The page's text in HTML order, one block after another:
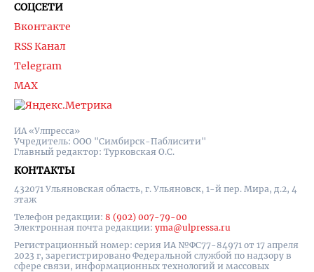
ИА «Улпресса»
Учредитель: ООО "Симбирск-Паблисити"
Главный редактор: Турковская О.С.
КОНТАКТЫ
432071 Ульяновская область, г. Ульяновск, 1-й пер. Мира, д.2, 4
этаж
Телефон редакции: 8 (902) 007-79-00
Электронная почта редакции: yma@ulpressa.ru
Регистрационный номер: серия ИА №ФС77-84971 от 17 апреля
2023 г, зарегистрировано Федеральной службой по надзору в
сфере связи, информационных технологий и массовых
СОЦСЕТИ
Вконтакте
RSS Канал
Telegram
MAX